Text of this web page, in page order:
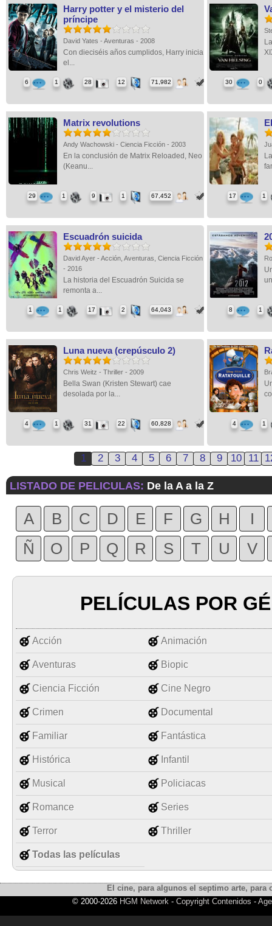
Harry potter y el misterio del
príncipe
David Yates - Aventuras - 2008
Con dieciséis años cumplidos, Harry inicia
el...
6 1 28 12 71,982 30 0
Matrix revolutions
Andy Wachowski - Ciencia Ficción - 2003
En la conclusión de Matrix Reloaded, Neo
(Keanu...
29 1 9 1 67,452 17 1
Escuadrón suicida
David Ayer - Acción, Aventuras, Ciencia Ficción
- 2016
La historia del Escuadrón Suicida se
remonta a...
1 1 17 2 64,043 8 1
Luna nueva (crepúsculo 2)
Chris Weitz - Thriller - 2009
Bella Swan (Kristen Stewart) cae
desolada por la...
4 1 31 22 60,828 4 1
1 2 3 4 5 6 7 8 9 10 11
LISTADO DE PELICULAS: De la A a la Z
A B C D E F G H
I
Ñ
O P Q R S T U V
PELÍCULAS POR
Acción Animación
Aventuras Biopic
Ciencia Ficción Cine Negro
Crimen Documental
Familiar Fantástica
Histórica Infantil
Musical Policiacas
Romance Series
Terror Thriller
Todas las películas
El cine, para algunos el septimo arte,
© 2000-2026 HGM Network- Copyright Contenidos -